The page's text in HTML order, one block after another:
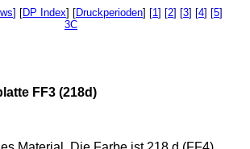
] [DP Index] [Druckperioden] [1] [2] [3] [4] [5]
3C
FF3 (218d)